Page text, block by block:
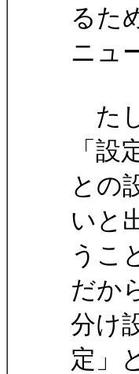
るた
ニュ
た
「
との
いと
うこ
だか
分け
定」